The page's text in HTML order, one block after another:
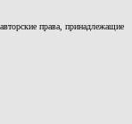
права, принадлежащие